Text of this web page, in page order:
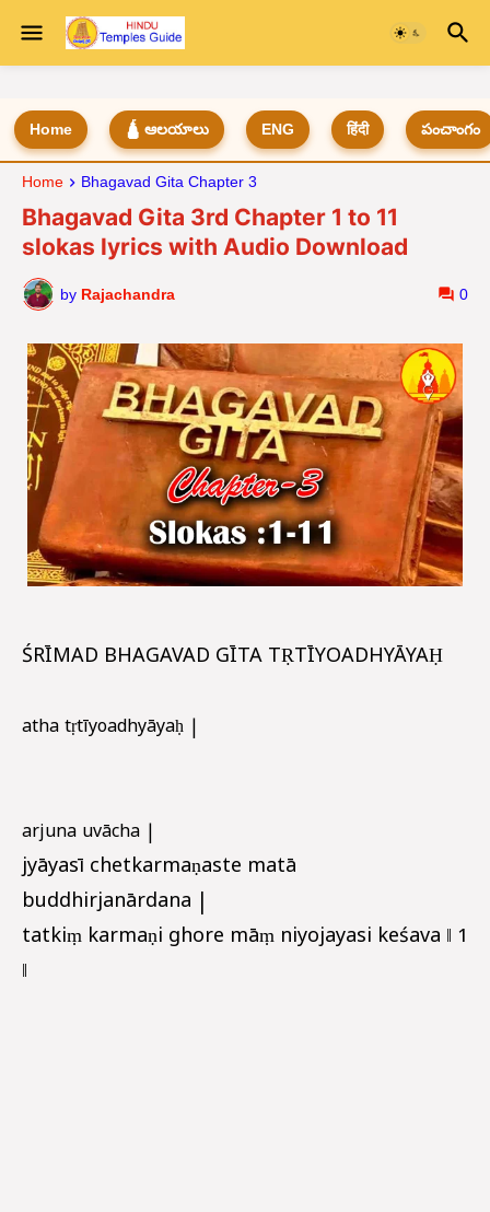
Home 🛕 ఆలయాలు ENG हिंदी పంచాంగం
Home Bhagavad Gita Chapter 3
Bhagavad Gita 3rd Chapter 1 to 11
slokas lyrics with Audio Download
by Rajachandra 0
ŚRĪMAD BHAGAVAD GĪTA TṚTĪYOADHYĀYAḤ
atha tṛtīyoadhyāyaḥ |
arjuna uvācha |
jyāyasī chetkarmaṇaste matā
buddhirjanārdana |
tatkiṃ karmaṇi ghore māṃ niyojayasi keśava ‖ 1
‖